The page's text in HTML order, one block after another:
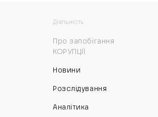
Діяльність
Про запобігання
КОРУПЦІЇ:
Новини
Розслідування
Аналітика